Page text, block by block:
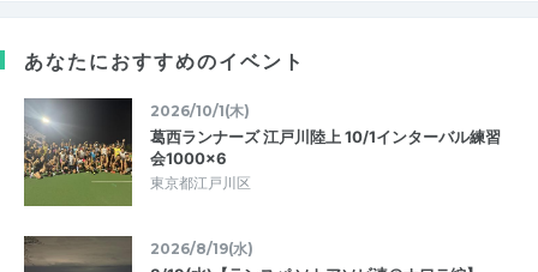
あなたにおすすめのイベント
2026/10/1(木)
葛西ランナーズ 江戸川陸上 10/1インターバル練習
会1000×6
東京都江戸川区
2026/8/19(水)